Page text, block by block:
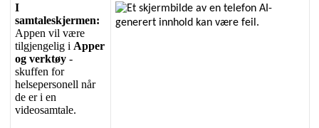
I
samtaleskjermen:
Appen vil være
tilgjengelig i Apper
og verktøy -
skuffen for
helsepersonell når
de er i en
videosamtale.